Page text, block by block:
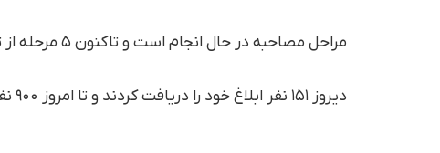
مراحل مصاحبه در حال انجام است و تاکنون ۵ مرحله از تحلیف برگزار شده است و دو هفته آینده آخرین مرحله تحلیف برگزار خواهد شد.
دیروز ۱۵۱ نفر ابلاغ خود را دریافت کردند و تا امروز ۹۰۰ نفر پروانه اشتغال گرفتند.